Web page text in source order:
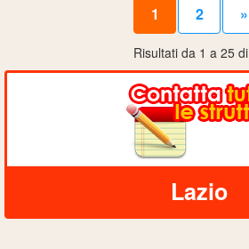
1 2 »
Risultati da 1 a 25 di
Lazio